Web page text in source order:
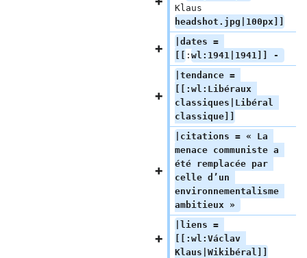
Klaus
headshot.jpg|100px]]
|dates =
: wl:1941|1941]] -
|tendance =
[[:wl:Libéraux
classiques|Libéral
classique]]
|citations = « La
menace communiste a
été remplacée par
celle d’un
environnementalisme
ambitieux »
|liens =
[[:wl:Václav
Klaus|Wikibéral]]